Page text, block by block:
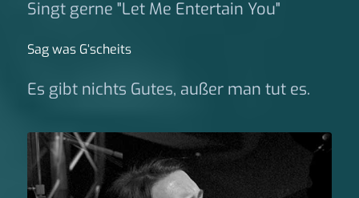
Singt gerne "Let Me Entertain You"
Sag was G‘scheits
Es gibt nichts Gutes, außer man tut es.